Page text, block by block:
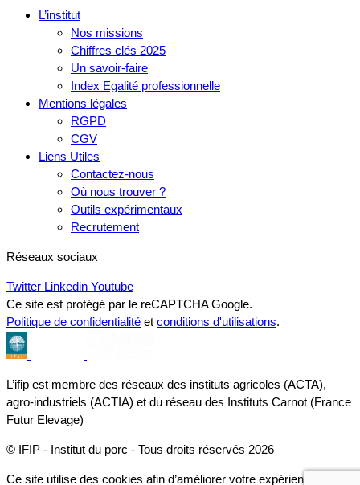
L’institut
Nos missions
Chiffres clés 2025
Un savoir-faire
Index Egalité professionnelle
Mentions légales
RGPD
CGV
Liens Utiles
Contactez-nous
Où nous trouver ?
Outils expérimentaux
Recrutement
Réseaux sociaux
Twitter Linkedin Youtube
Ce site est protégé par le reCAPTCHA Google.
Politique de confidentialité et conditions d'utilisations.
L’ifip est membre des réseaux des instituts agricoles (ACTA),
agro-industriels (ACTIA) et du réseau des Instituts Carnot (France
Futur Elevage)
© IFIP - Institut du porc - Tous droits réservés 2026
Ce site utilise des cookies afin d’améliorer votre expérience